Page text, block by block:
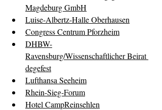
Magdeburg GmbH
Luise-Albertz-Halle Oberhausen
Congress Centrum Pforzheim
DHBW-
Ravensburg/Wissenschaftlicher Beirat
degefest
Lufthansa Seeheim
Rhein-Sieg-Forum
Hotel CampReinsehlen